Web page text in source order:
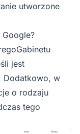
utworzone
jest
Dodatkowo, w
o rodzaju
tego